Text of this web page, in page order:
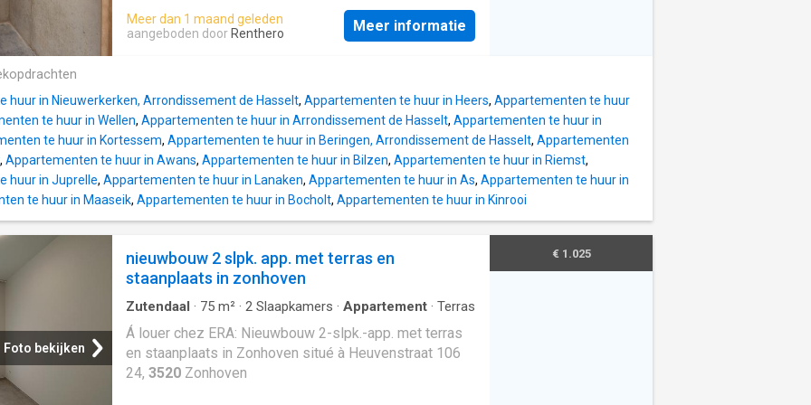
Meer dan 1 maand geleden
aangeboden door Renthero Meer informatie
huur in Nieuwerkerken, Arrondissement de Hasselt, Appartementen te huur in Heers, Appartementen te huur
te huur in Wellen, Appartementen te huur in Arrondissement de Hasselt, Appartementen te huur in
te huur in Kortessem, Appartementen te huur in Beringen, Arrondissement de Hasselt, Appartementen
, Appartementen te huur in Awans, Appartementen te huur in Bilzen, Appartementen te huur in Riemst,
huur in Juprelle, Appartementen te huur in Lanaken, Appartementen te huur in As, Appartementen te huur in
te huur in Maaseik, Appartementen te huur in Bocholt, Appartementen te huur in Kinrooi
Foto bekijken
nieuwbouw 2 slpk. app. met terras en
staanplaats in zonhoven
Zutendaal · 75 m² · 2 Slaapkamers · Appartement · Terras
Á louer chez ERA: Nieuwbouw 2-slpk.-app. met terras
en staanplaats in Zonhoven situé à Heuvenstraat 106
24, 3520 Zonhoven
€ 1.025